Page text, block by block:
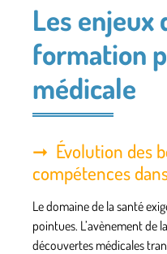
Les enjeux
formation
médicale
Évolution des
compétences
Ledomaine de la santé
pointues. L’avènement de
découvertes médicales